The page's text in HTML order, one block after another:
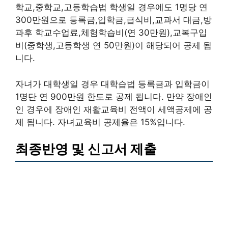
학교,중학교,고등학습법 학생일 경우에도 1명당 연
300만원으로 등록금,입학금,급식비,교과서 대금,방
과후 학교수업료,체험학습비(연 30만원),교복구입
비(중학생,고등학생 연 50만원)이 해당되어 공제 됩
니다.
자녀가 대학생일 경우 대학습법 등록금과 입학금이
1명단 연 900만원 한도로 공제 됩니다. 만약 장애인
인 경우에 장애인 재활교육비 전액이 세액공제에 공
제 됩니다. 자녀교육비 공제율은 15%입니다.
최종반영 및 신고서 제출